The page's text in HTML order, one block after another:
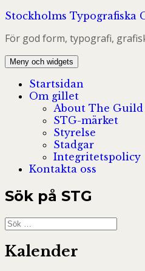
Hoppa
innehåll
Stockholms Typografiska
För god form, typografi,
Meny och widgets
Startsidan
Om gillet
About The Guild
STG-märket
Styrelse
Stadgar
Integritetspolicy
Kontakta oss
Sök på STG
Sök
efter:
Kalender